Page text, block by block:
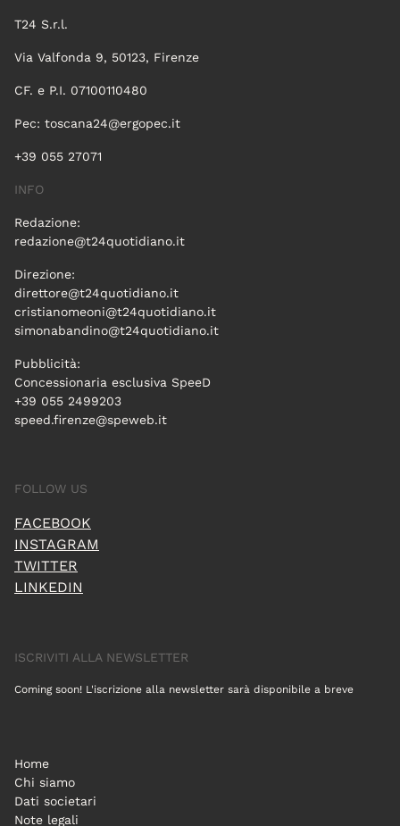
T24 S.r.l.
Via Valfonda 9, 50123, Firenze
CF. e P.I. 07100110480
Pec: toscana24@ergopec.it
+39 055 27071
INFO
Redazione:
redazione@t24quotidiano.it
Direzione:
direttore@t24quotidiano.it
cristianomeoni@t24quotidiano.it
simonabandino@t24quotidiano.it
Pubblicità:
Concessionaria esclusiva SpeeD
+39 055 2499203
speed.firenze@speweb.it
FOLLOW US
FACEBOOK
INSTAGRAM
TWITTER
LINKEDIN
ISCRIVITI ALLA NEWSLETTER
Coming soon! L'iscrizione alla newsletter sarà disponibile a breve
Home
Chi siamo
Dati societari
Note legali